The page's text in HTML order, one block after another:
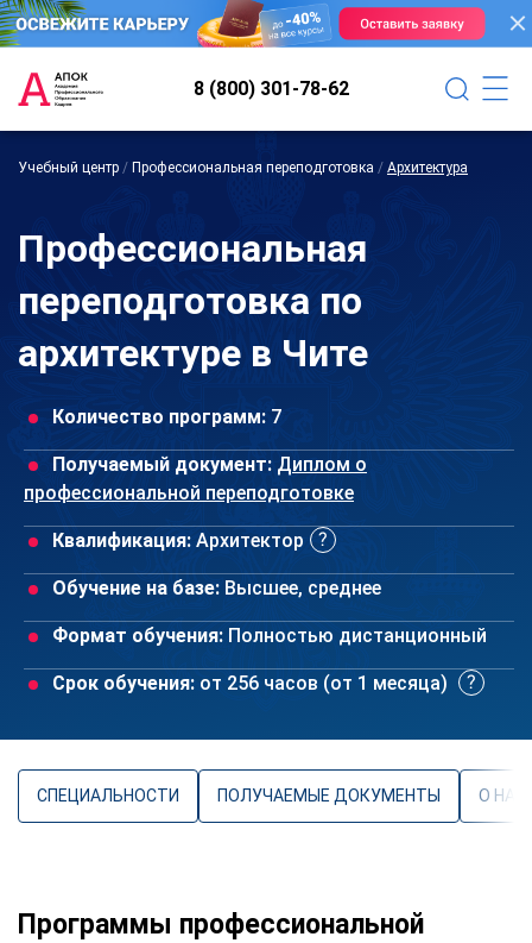
8 (800) 301-78-62
Учебный центр / Профессиональная переподготовка / Архитектура
Профессиональная
переподготовка по
архитектуре в Чите
Количество программ: 7
Получаемый документ: Диплом о
профессиональной переподготовке
Квалификация: Архитектор
Обучение на базе: Высшее, среднее
Формат обучения: Полностью дистанционный
Срок обучения: от 256 часов (от 1 месяца)
СПЕЦИАЛЬНОСТИ ПОЛУЧАЕМЫЕ ДОКУМЕНТЫ О
Программы профессиональной